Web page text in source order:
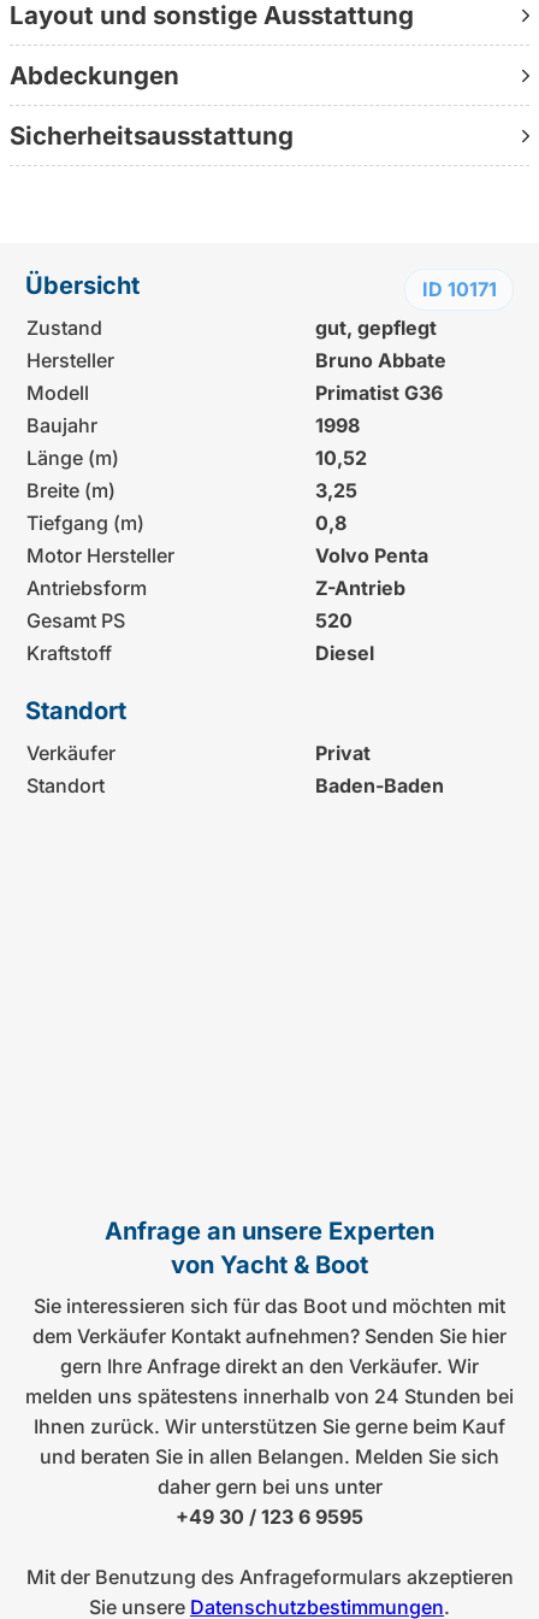
Layout und sonstige Ausstattung
Abdeckungen
Sicherheitsausstattung
Übersicht
ID 10171
Zustand
gut, gepflegt
Hersteller
Bruno Abbate
Modell
Primatist G36
Baujahr
1998
Länge (m)
10,52
Breite (m)
3,25
Tiefgang (m)
0,8
Motor Hersteller
Volvo Penta
Antriebsform
Z-Antrieb
Gesamt PS
520
Kraftstoff
Diesel
Standort
Verkäufer
Privat
Standort
Baden-Baden
Anfrage an unsere Experten
von Yacht & Boot
Sie interessieren sich für das Boot und möchten mit
dem Verkäufer Kontakt aufnehmen? Senden Sie hier
gern Ihre Anfrage direkt an den Verkäufer. Wir
melden uns spätestens innerhalb von 24 Stunden bei
Ihnen zurück. Wir unterstützen Sie gerne beim Kauf
und beraten Sie in allen Belangen. Melden Sie sich
daher gern bei uns unter
+49 30 / 123 6 9595
Mit der Benutzung des Anfrageformulars akzeptieren
Sie unsere Datenschutzbestimmungen.